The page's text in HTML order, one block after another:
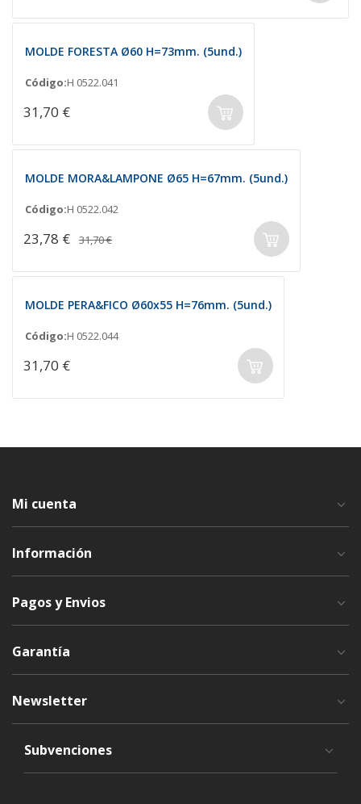
MOLDE FORESTA Ø60 H=73mm. (5und.)
Código:H 0522.041
31,70 €
MOLDE MORA&LAMPONE Ø65 H=67mm. (5und.)
Código:H 0522.042
23,78 € 31,70 €
MOLDE PERA&FICO Ø60x55 H=76mm. (5und.)
Código:H 0522.044
31,70 €
Mi cuenta
Información
Pagos y Envios
Garantía
Newsletter
Subvenciones